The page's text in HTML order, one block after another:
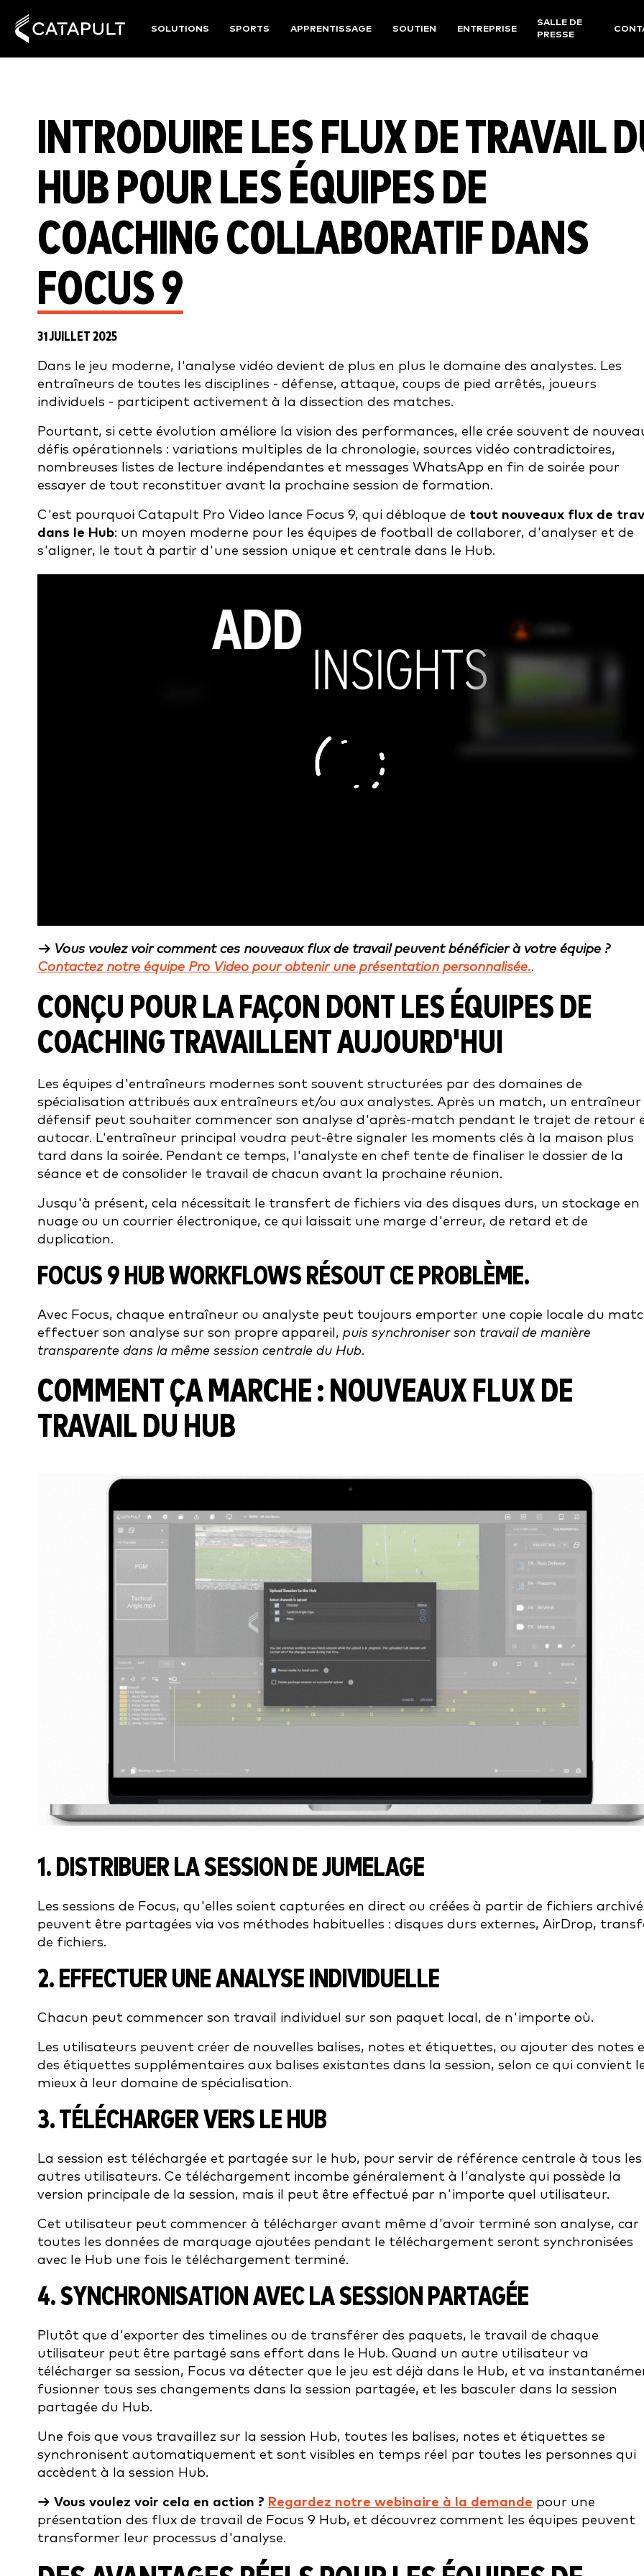
SOLUTIONS SPORTS APPRENTISSAGE SOUTIEN ENTREPRISE
SALLE DE
PRESSE
INTRODUIRE LES FLUX DE TRAVAIL
HUB POUR LES ÉQUIPES DE
COACHING COLLABORATIF DANS
FOCUS 9
31 JUILLET 2025
Dans le jeu moderne, l'analyse vidéo devient de plus en plus le domaine des analystes. Les
entraîneurs de toutes les disciplines - défense, attaque, coups de pied arrêtés, joueurs
individuels - participent activement à la dissection des matches.
Pourtant, si cette évolution améliore la vision des performances, elle crée souvent de
défis opérationnels : variations multiples de la chronologie, sources vidéo contradictoires,
nombreuses listes de lecture indépendantes et messages WhatsApp en fin de soirée pour
essayer de tout reconstituer avant la prochaine session de formation.
C'est pourquoi Catapult Pro Video lance Focus 9, qui débloque de tout nouveaux flux de
dans le Hub: un moyen moderne pour les équipes de football de collaborer, d'analyser et de
s'aligner, le tout à partir d'une session unique et centrale dans le Hub.
→ Vous voulez voir comment ces nouveaux flux de travail peuvent bénéficier à votre équipe ?
Contactez notre équipe Pro Video pour obtenir une présentation personnalisée..
CONÇU POUR LA FAÇON DONT LES ÉQUIPES DE
COACHING TRAVAILLENT AUJOURD'HUI
Les équipes d'entraîneurs modernes sont souvent structurées par des domaines de
spécialisation attribués aux entraîneurs et/ou aux analystes. Après un match, un entraîneur
défensif peut souhaiter commencer son analyse d'après-match pendant le trajet de retour
autocar. L'entraîneur principal voudra peut-être signaler les moments clés à la maison plus
tard dans la soirée. Pendant ce temps, l'analyste en chef tente de finaliser le dossier de la
séance et de consolider le travail de chacun avant la prochaine réunion.
Jusqu'à présent, cela nécessitait le transfert de fichiers via des disques durs, un stockage en
nuage ou un courrier électronique, ce qui laissait une marge d'erreur, de retard et de
duplication.
FOCUS 9 HUB WORKFLOWS RÉSOUT CE PROBLÈME.
Avec Focus, chaque entraîneur ou analyste peut toujours emporter une copie locale du
effectuer son analyse sur son propre appareil, puis synchroniser son travail de manière
transparente dans la même session centrale du Hub.
COMMENT ÇA MARCHE : NOUVEAUX FLUX DE
TRAVAIL DU HUB
1. DISTRIBUER LA SESSION DE JUMELAGE
Les sessions de Focus, qu'elles soient capturées en direct ou créées à partir de fichiers
peuvent être partagées via vos méthodes habituelles : disques durs externes, AirDrop,
de fichiers.
2. EFFECTUER UNE ANALYSE INDIVIDUELLE
Chacun peut commencer son travail individuel sur son paquet local, de n'importe où.
Les utilisateurs peuvent créer de nouvelles balises, notes et étiquettes, ou ajouter des notes
des étiquettes supplémentaires aux balises existantes dans la session, selon ce qui convient
mieux à leur domaine de spécialisation.
3. TÉLÉCHARGER VERS LE HUB
La session est téléchargée et partagée sur le hub, pour servir de référence centrale à tous les
autres utilisateurs. Ce téléchargement incombe généralement à l'analyste qui possède la
version principale de la session, mais il peut être effectué par n'importe quel utilisateur.
Cet utilisateur peut commencer à télécharger avant même d'avoir terminé son analyse, car
toutes les données de marquage ajoutées pendant le téléchargement seront synchronisées
avec le Hub une fois le téléchargement terminé.
4. SYNCHRONISATION AVEC LA SESSION PARTAGÉE
Plutôt que d'exporter des timelines ou de transférer des paquets, le travail de chaque
utilisateur peut être partagé sans effort dans le Hub. Quand un autre utilisateur va
télécharger sa session, Focus va détecter que le jeu est déjà dans le Hub, et va
fusionner tous ses changements dans la session partagée, et les basculer dans la session
partagée du Hub.
Une fois que vous travaillez sur la session Hub, toutes les balises, notes et étiquettes se
synchronisent automatiquement et sont visibles en temps réel par toutes les personnes qui
accèdent à la session Hub.
→ Vous voulez voir cela en action ? Regardez notre webinaire à la demande pour une
présentation des flux de travail de Focus 9 Hub, et découvrez comment les équipes peuvent
transformer leur processus d'analyse.